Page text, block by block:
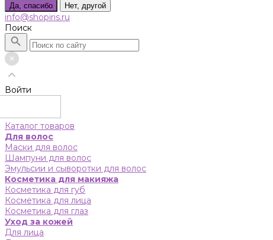
Да, спасибо Нет, другой
info@shopiris.ru
Поиск
Войти
Каталог товаров
Для волос
Маски для волос
Шампуни для волос
Эмульсии и сыворотки для волос
Косметика для макияжа
Косметика для губ
Косметика для лица
Косметика для глаз
Уход за кожей
Для лица